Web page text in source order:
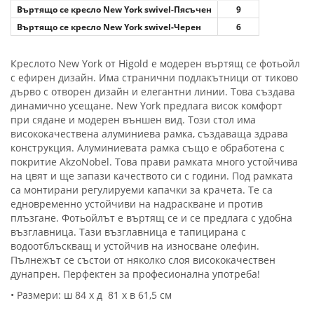
Въртящо се кресло New York swivel-Пясъчен
9
Въртящо се кресло New York swivel-Черен
6
Креслото New York от Higold е модерен въртящ се фотьойл
с ефирен дизайн. Има странични подлакътници от тиково
дърво с отворен дизайн и елегантни линии. Това създава
динамично усещане. New York предлага висок комфорт
при сядане и модерен външен вид. Този стол има
висококачествена алуминиева рамка, създаваща здрава
конструкция. Алуминиевата рамка също е обработена с
покритие AkzoNobel. Това прави рамката много устойчива
на цвят и ще запази качеството си с години. Под рамката
са монтирани регулируеми капачки за крачета. Те са
едновременно устойчиви на надраскване и против
плъзгане. Фотьойлът е въртящ се и се предлага с удобна
възглавница. Тази възглавница е тапицирана с
водоотблъскващ и устойчив на износване олефин.
Пълнежът се състои от няколко слоя висококачествен
дунапрен. Перфектен за професионална употреба!
• Размери: ш 84 х д 81 х в 61,5 см